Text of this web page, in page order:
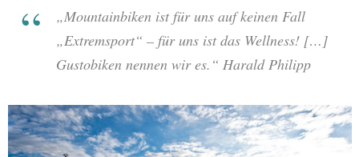
„Mountainbiken ist für uns auf keinen Fall
„Extremsport“ – für uns ist das Wellness! […]
Gustobiken nennen wir es.“ Harald Philipp